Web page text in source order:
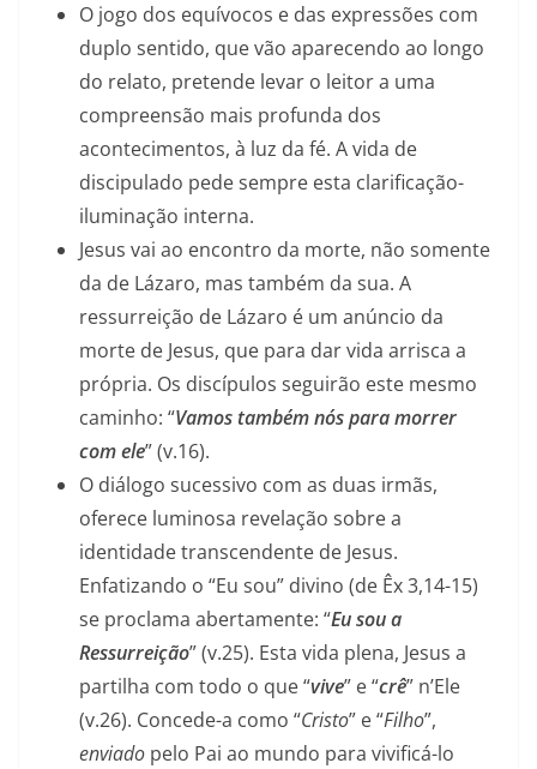
O jogo dos equívocos e das expressões com
duplo sentido, que vão aparecendo ao longo
do relato, pretende levar o leitor a uma
compreensão mais profunda dos
acontecimentos, à luz da fé. A vida de
discipulado pede sempre esta clarificação-
iluminação interna.
Jesus vai ao encontro da morte, não somente
da de Lázaro, mas também da sua. A
ressurreição de Lázaro é um anúncio da
morte de Jesus, que para dar vida arrisca a
própria. Os discípulos seguirão este mesmo
caminho: “Vamos também nós para morrer
com ele” (v.16).
O diálogo sucessivo com as duas irmãs,
oferece luminosa revelação sobre a
identidade transcendente de Jesus.
Enfatizando o “Eu sou” divino (de Êx 3,14-15)
se proclama abertamente: “Eu sou a
Ressurreição” (v.25). Esta vida plena, Jesus a
partilha com todo o que “vive” e “crê” n’Ele
(v.26). Concede-a como “Cristo” e “Filho”,
enviado pelo Pai ao mundo para vivificá-lo